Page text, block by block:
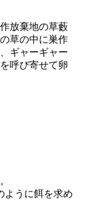
放棄地の草藪
草の中に巣作
ギャーギャー
呼び寄せて卵
ように餌を求め